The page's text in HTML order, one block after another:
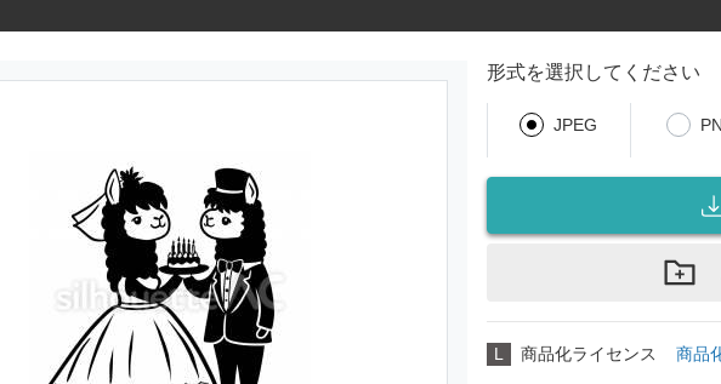
形式を選択してください
JPEG
L 商品化ライセンス 商品